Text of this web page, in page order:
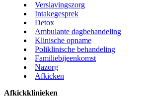
Verslavingszorg
Intakegesprek
Detox
Ambulante dagbehandeling
Klinische opname
Poliklinische behandeling
Familiebijeenkomst
Nazorg
Afkicken
Afkickklinieken